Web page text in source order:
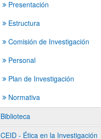
Presentación
Estructura
Comisión de Investigación
Personal
Plan de Investigación
Normativa
Biblioteca
CEID - Ética en la Investigación